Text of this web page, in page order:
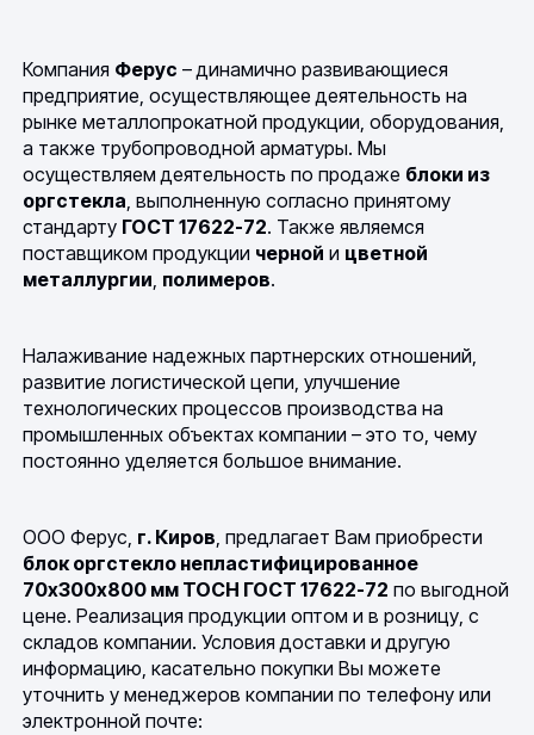
Компания Ферус – динамично развивающиеся
предприятие, осуществляющее деятельность на
рынке металлопрокатной продукции, оборудования,
а также трубопроводной арматуры. Мы
осуществляем деятельность по продаже блоки из
оргстекла, выполненную согласно принятому
стандарту ГОСТ 17622-72. Также являемся
поставщиком продукции черной и цветной
металлургии, полимеров.
Налаживание надежных партнерских отношений,
развитие логистической цепи, улучшение
технологических процессов производства на
промышленных объектах компании – это то, чему
постоянно уделяется большое внимание.
ООО Ферус, г. Киров, предлагает Вам приобрести
блок оргстекло непластифицированное
70х300х800 мм ТОСН ГОСТ 17622-72 по выгодной
цене. Реализация продукции оптом и в розницу, с
складов компании. Условия доставки и другую
информацию, касательно покупки Вы можете
уточнить у менеджеров компании по телефону или
электронной почте: